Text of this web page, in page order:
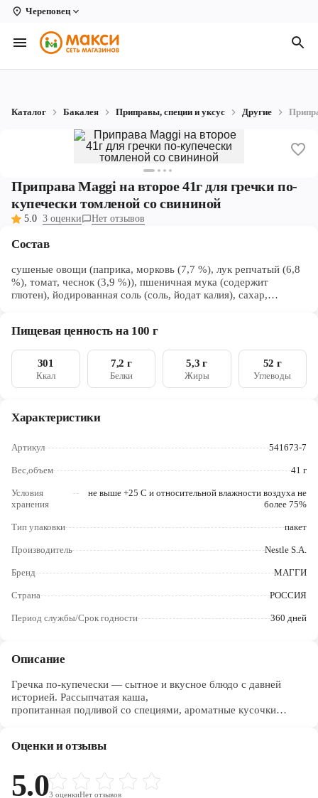
Череповец
Вологда
Архангельск
Коряжма
Котлас
Новодвинск
Рыбинск
Северодвинск
Ярославль
Каталог Бакалея Приправы, специи и уксус Другие
Приправа Maggi на второе 41г для гречки по-
купечески томленой со свининой
5.0 3 оценки Нет отзывов
Состав
сушеные овощи (паприка, морковь (7,7 %), лук репчатый (6,8
%), томат, чеснок (3,9 %)), пшеничная мука (содержит
глютен), йодированная соль (соль, йодат калия), сахар,
острый), сушеные пряные травы (укроп, петрушка), регулятор
Пищевая ценность на 100 г
301
Ккал
7,2 г
Белки
5,3 г
Жиры
52 г
Углеводы
Характеристики
Артикул 541673-7
Вес,объем 41 г
Условия
хранения
не выше +25 С и относительной влажности воздуха не
более 75%
Тип упаковки пакет
Производитель Nestle S.A.
Бренд МАГГИ
Страна РОССИЯ
Период службы/Срок годности 360 дней
Описание
Гречка по-купечески — сытное и вкусное блюдо с давней
историей. Рассыпчатая каша,
пропитанная подливой со специями, ароматные кусочки
замечательный рецепт гречки по-купечески для приготовления
овощей, ароматных трав и пряных специй и пошаговая
инструция помогут вам приготовить гарантировано вкусное
Оценки и отзывы
5.03 оценкиНет отзывов